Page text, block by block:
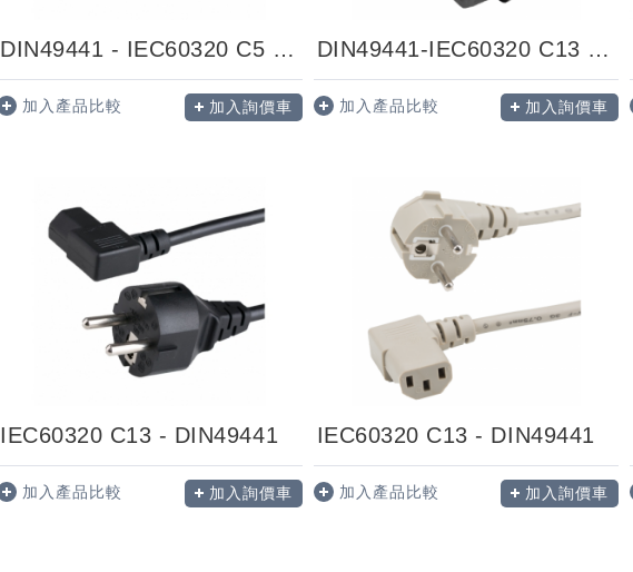
DIN49441 - IEC60320 C5 - IEC60320 C13
加入產品比較 加入詢價車
DIN49441-IEC60320 C13 歐規插頭(德法) - 品字尾母...
加入產品比較 加入詢價車
IEC60320 C13 - DIN49441
加入產品比較 加入詢價車
IEC60320 C13 - DIN49441
加入產品比較 加入詢價車